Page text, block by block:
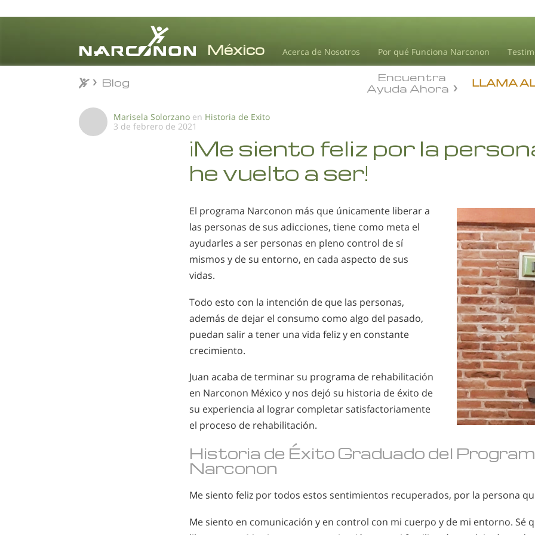
Acerca de Nosotros Por qué Funciona Narconon
LLAMA
Encuentra
Ayuda Ahora
Blog
Marisela Solorzano en Historia de Exito
3 de febrero de 2021
¡Me siento feliz por la
he vuelto a ser!
El programa Narconon más que únicamente liberar a
las personas de sus adicciones, tiene como meta el
ayudarles a ser personas en pleno control de sí
mismos y de su entorno, en cada aspecto de sus
vidas.
Todo esto con la intención de que las personas,
además de dejar el consumo como algo del pasado,
puedan salir a tener una vida feliz y en constante
crecimiento.
Juan acaba de terminar su programa de rehabilitación
en Narconon México y nos dejó su historia de éxito de
su experiencia al lograr completar satisfactoriamente
el proceso de rehabilitación.
Historia de Éxito Graduado del
Narconon
Me siento feliz por todos estos sentimientos recuperados, por la persona
Me siento en comunicación y en control con mi cuerpo y de mi entorno. Sé
Blog